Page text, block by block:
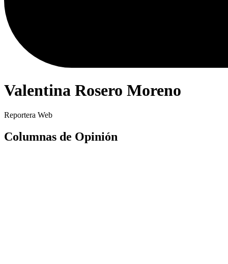
Valentina Rosero Moreno
Reportera Web
Columnas de Opinión